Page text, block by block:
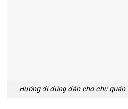
Hướng đi đúng đắn cho chủ quán